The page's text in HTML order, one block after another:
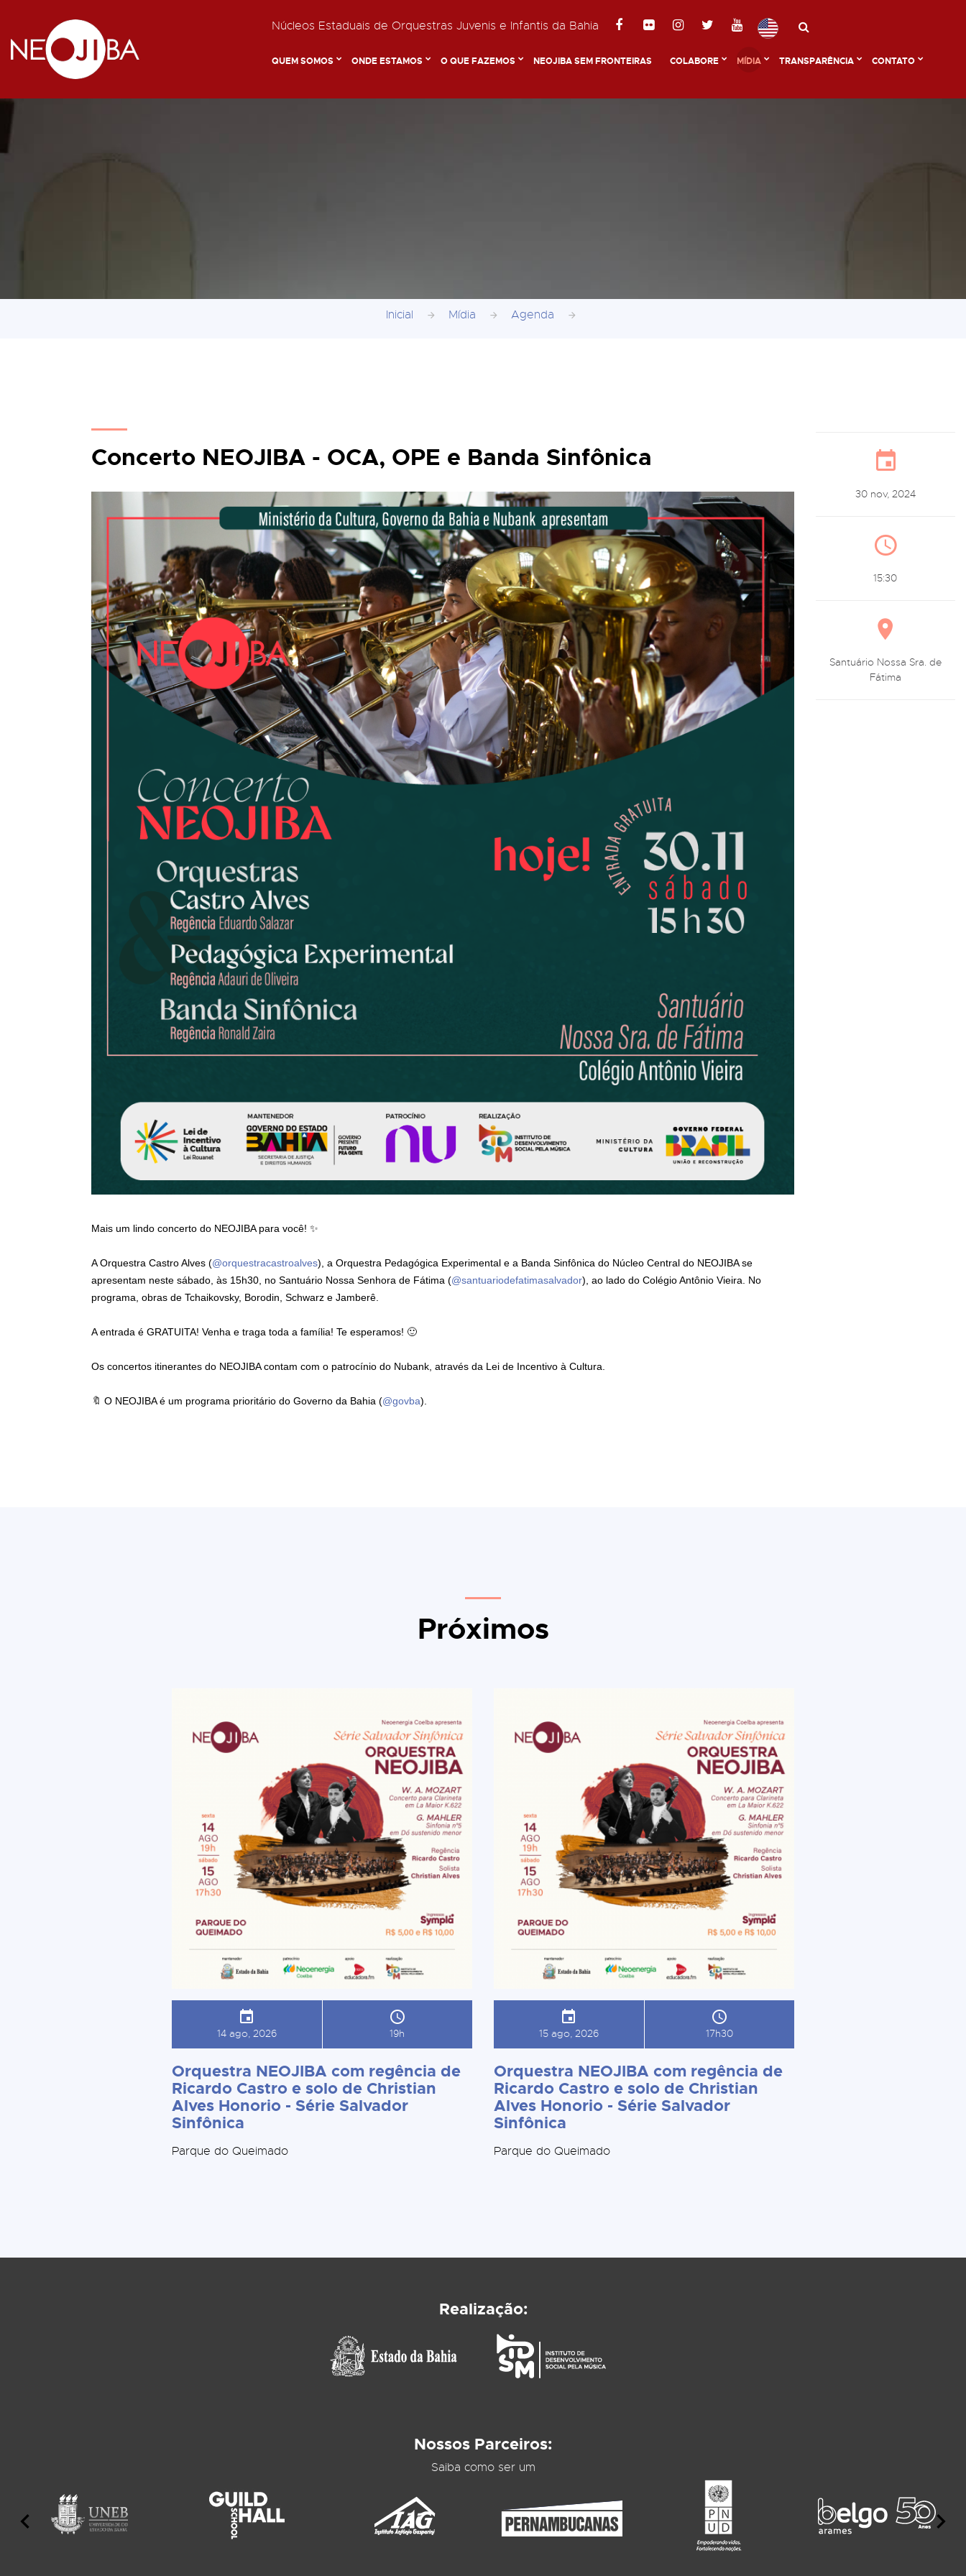
Núcleos Estaduais de Orquestras Juvenis e Infantis da Bahia
QUEM SOMOS ONDE ESTAMOS O QUE FAZEMOS NEOJIBA SEM FRONTEIRAS COLABORE MÍDIA TRANSPARÊNCIA CONTATO
Inicial Mídia Agenda
Concerto NEOJIBA - OCA, OPE e Banda Sinfônica
Mais um lindo concerto do NEOJIBA para você! ✨
A Orquestra Castro Alves (@orquestracastroalves), a Orquestra Pedagógica Experimental e a Banda Sinfônica do Núcleo Central do NEOJIBA se
apresentam neste sábado, às 15h30, no Santuário Nossa Senhora de Fátima (@santuariodefatimasalvador), ao lado do Colégio Antônio Vieira. No
programa, obras de Tchaikovsky, Borodin, Schwarz e Jamberê.
A entrada é GRATUITA! Venha e traga toda a família! Te esperamos! 🙂
Os concertos itinerantes do NEOJIBA contam com o patrocínio do Nubank, através da Lei de Incentivo à Cultura.
🔖 O NEOJIBA é um programa prioritário do Governo da Bahia (@govba).
30 nov, 2024
15:30
Santuário Nossa Sra. de
Fátima
Próximos
14 ago, 2026 19h
Orquestra NEOJIBA com regência de
Ricardo Castro e solo de Christian
Alves Honorio - Série Salvador
Sinfônica
Parque do Queimado
15 ago, 2026 17h30
Orquestra NEOJIBA com regência de
Ricardo Castro e solo de Christian
Alves Honorio - Série Salvador
Sinfônica
Parque do Queimado
Realização:
Nossos Parceiros:
Saiba como ser um